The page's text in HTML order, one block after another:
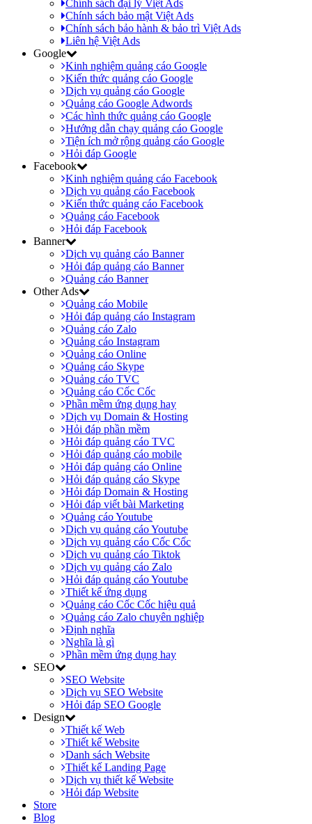
Chính sách đại lý Việt Ads
Chính sách bảo mật Việt Ads
Chính sách bảo hành & bảo trì Việt Ads
Liên hệ Việt Ads
Google
Kinh nghiệm quảng cáo Google
Kiến thức quảng cáo Google
Dịch vụ quảng cáo Google
Quảng cáo Google Adwords
Các hình thức quảng cáo Google
Hướng dẫn chạy quảng cáo Google
Tiện ích mở rộng quảng cáo Google
Hỏi đáp Google
Facebook
Kinh nghiệm quảng cáo Facebook
Dịch vụ quảng cáo Facebook
Kiến thức quảng cáo Facebook
Quảng cáo Facebook
Hỏi đáp Facebook
Banner
Dịch vụ quảng cáo Banner
Hỏi đáp quảng cáo Banner
Quảng cáo Banner
Other Ads
Quảng cáo Mobile
Hỏi đáp quảng cáo Instagram
Quảng cáo Zalo
Quảng cáo Instagram
Quảng cáo Online
Quảng cáo Skype
Quảng cáo TVC
Quảng cáo Cốc Cốc
Phần mềm ứng dụng hay
Dịch vụ Domain & Hosting
Hỏi đáp phần mềm
Hỏi đáp quảng cáo TVC
Hỏi đáp quảng cáo mobile
Hỏi đáp quảng cáo Online
Hỏi đáp quảng cáo Skype
Hỏi đáp Domain & Hosting
Hỏi đáp viết bài Marketing
Quảng cáo Youtube
Dịch vụ quảng cáo Youtube
Dịch vụ quảng cáo Cốc Cốc
Dịch vụ quảng cáo Tiktok
Dịch vụ quảng cáo Zalo
Hỏi đáp quảng cáo Youtube
Thiết kế ứng dụng
Quảng cáo Cốc Cốc hiệu quả
Quảng cáo Zalo chuyên nghiệp
Định nghĩa
Nghĩa là gì
Phần mềm ứng dụng hay
SEO
SEO Website
Dịch vụ SEO Website
Hỏi đáp SEO Google
Design
Thiết kế Web
Thiết kế Website
Danh sách Website
Thiết kế Landing Page
Dịch vụ thiết kế Website
Hỏi đáp Website
Store
Blog